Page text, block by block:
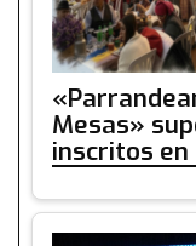
Mesas»
inscritos en